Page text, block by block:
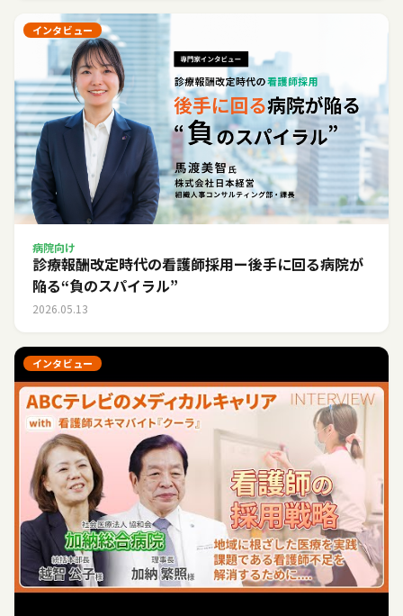
インタビュー
病院向け
診療報酬改定時代の看護師採用ー後手に回る病院が
陥る“負のスパイラル”
2026.05.13
インタビュー